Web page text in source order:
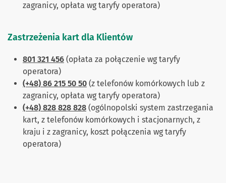
zagranicy, opłata wg taryfy operatora)
Zastrzeżenia kart dla Klientów
801 321 456 (opłata za połączenie wg taryfy
operatora)
(+48) 86 215 50 50 (z telefonów komórkowych lub z
zagranicy, opłata wg taryfy operatora)
(+48) 828 828 828 (ogólnopolski system zastrzegania
kart, z telefonów komórkowych i stacjonarnych, z
kraju i z zagranicy, koszt połączenia wg taryfy
operatora)